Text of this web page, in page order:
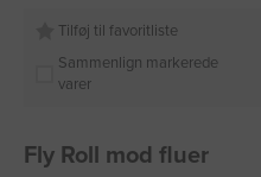
Tilføj til favoritliste
Sammenlign markerede
varer
Fly Roll mod fluer